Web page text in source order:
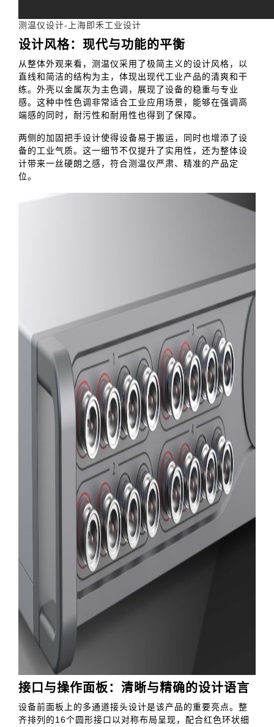
测温仪设计-上海即禾工业设计
设计风格：现代与功能的平衡
从整体外观来看，测温仪采用了极简主义的设计风格，以
直线和简洁的结构为主，体现出现代工业产品的清爽和干
练。外壳以金属灰为主色调，展现了设备的稳重与专业
感。这种中性色调非常适合工业应用场景，能够在强调高
端感的同时，耐污性和耐用性也得到了保障。
两侧的加固把手设计使得设备易于搬运，同时也增添了设
备的工业气质。这一细节不仅提升了实用性，还为整体设
计带来一丝硬朗之感，符合测温仪严肃、精准的产品定
位。
接口与操作面板：清晰与精确的设计语言
设备前面板上的多通道接头设计是该产品的重要亮点。整
齐排列的16个圆形接口以对称布局呈现，配合红色环状细